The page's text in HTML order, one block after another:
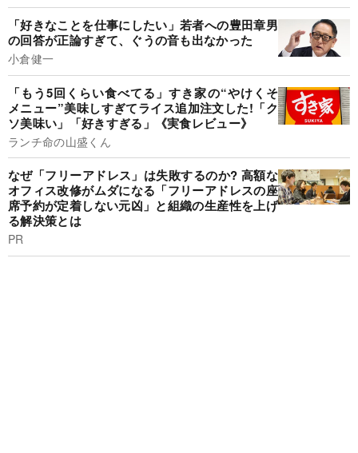
「好きなことを仕事にしたい」若者への豊田章男
の回答が正論すぎて、ぐうの音も出なかった
小倉健一
「もう5回くらい食べてる」すき家の“やけくそ
メニュー”美味しすぎてライス追加注文した!「ク
ソ美味い」「好きすぎる」《実食レビュー》
ランチ命の山盛くん
なぜ「フリーアドレス」は失敗するのか? 高額な
オフィス改修がムダになる「フリーアドレスの座
席予約が定着しない元凶」と組織の生産性を上げ
る解決策とは
PR